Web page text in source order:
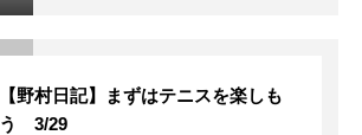
【野村日記】まずはテニスを楽しも
う 3/29